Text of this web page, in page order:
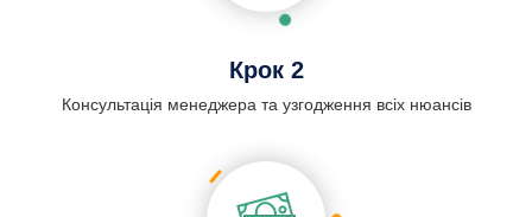
Крок 2
Консультація менеджера та узгодження всіх нюансів